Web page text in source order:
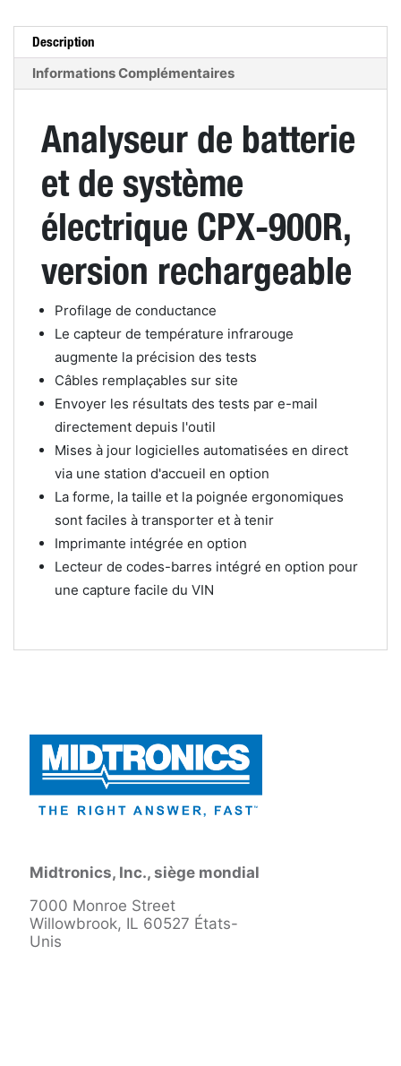
rechargeable
Description
Informations Complémentaires
Analyseur de batterie
et de système
électrique CPX-900R,
version rechargeable
Profilage de conductance
Le capteur de température infrarouge
augmente la précision des tests
Câbles remplaçables sur site
Envoyer les résultats des tests par e-mail
directement depuis l'outil
Mises à jour logicielles automatisées en direct
via une station d'accueil en option
La forme, la taille et la poignée ergonomiques
sont faciles à transporter et à tenir
Imprimante intégrée en option
Lecteur de codes-barres intégré en option pour
une capture facile du VIN
Midtronics, Inc., siège mondial
7000 Monroe Street
Willowbrook, IL 60527 États-
Unis